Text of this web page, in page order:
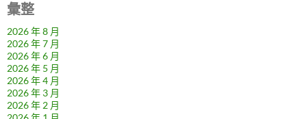
彙整
2026 年 8 月
2026 年 7 月
2026 年 6 月
2026 年 5 月
2026 年 4 月
2026 年 3 月
2026 年 2 月